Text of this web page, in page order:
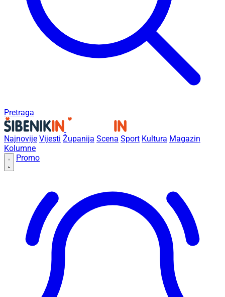
Pretraga
Najnovije Vijesti Županija Scena Sport Kultura Magazin
Kolumne
Promo